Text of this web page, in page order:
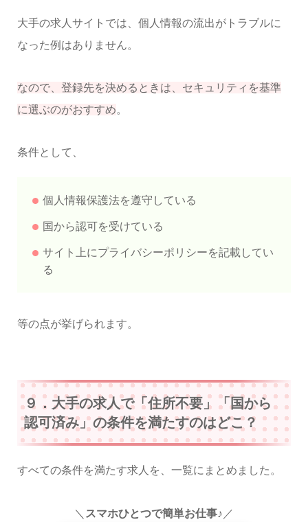
大手の求人サイトでは、個人情報の流出がトラブルに
なった例はありません。
なので、登録先を決めるときは、セキュリティを基準
に選ぶのがおすすめ。
条件として、
個人情報保護法を遵守している
国から認可を受けている
サイト上にプライバシーポリシーを記載してい
る
等の点が挙げられます。
９．大手の求人で「住所不要」「国から
認可済み」の条件を満たすのはどこ？
すべての条件を満たす求人を、一覧にまとめました。
＼ スマホひとつで簡単お仕事♪ ／